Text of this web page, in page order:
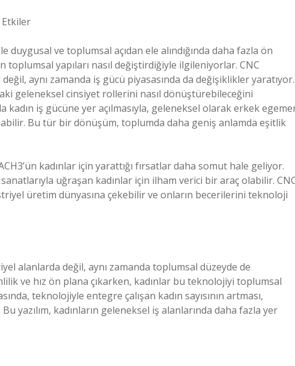
Etkiler
ve toplumsal açıdan ele alındığında daha fazla ön
toplumsal yapıları nasıl değiştirdiğiyle ilgileniyorlar. CNC
aynı zamanda iş gücü piyasasında da değişiklikler yaratıyor.
geleneksel cinsiyet rollerini nasıl dönüştürebileceğini
iş gücüne yer açılmasıyla, geleneksel olarak erkek
Bu tür bir dönüşüm, toplumda daha geniş anlamda eşitlik
kadınlar için yarattığı fırsatlar daha somut hale geliyor.
uğraşan kadınlar için ilham verici bir araç olabilir.
üretim dünyasına çekebilir ve onların becerilerini teknoloji
alanlarda değil, aynı zamanda toplumsal düzeyde de
ve hız ön plana çıkarken, kadınlar bu teknolojiyi toplumsal
teknolojiyle entegre çalışan kadın sayısının artması,
yazılım, kadınların geleneksel iş alanlarında daha fazla yer